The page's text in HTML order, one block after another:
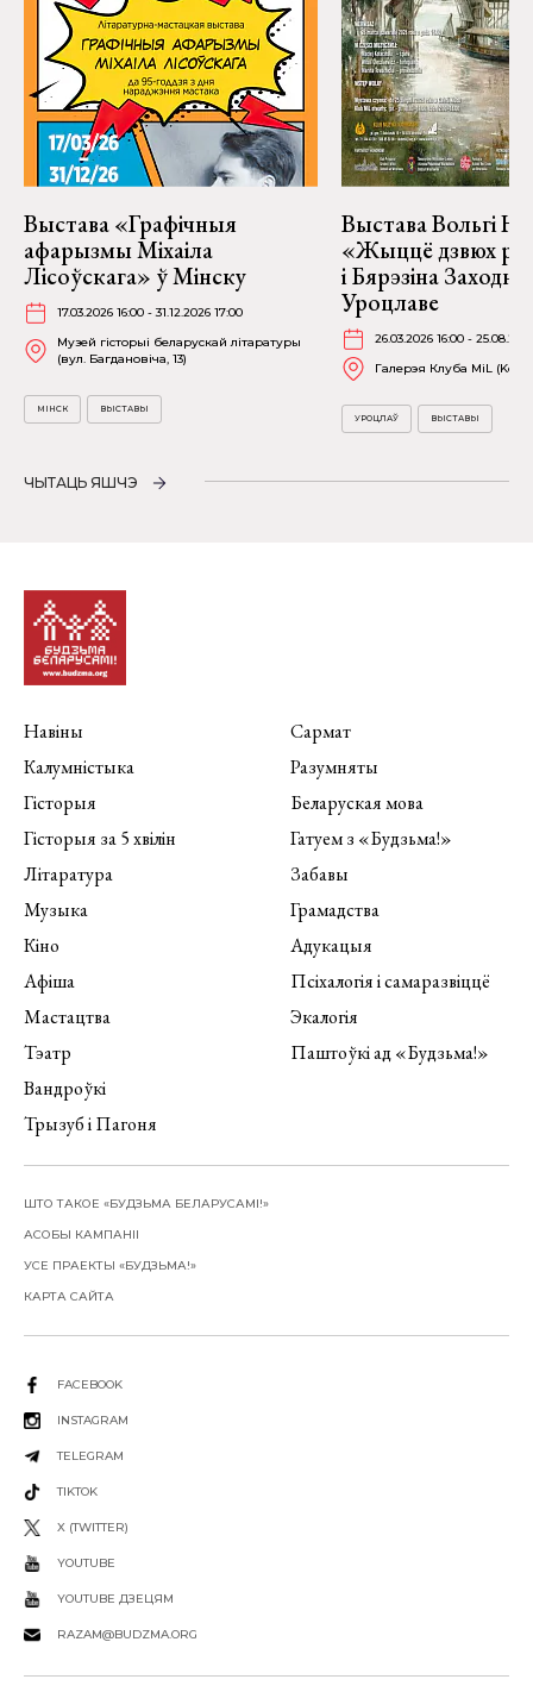
Выстава «Графічныя
афарызмы Міхаіла
Лісоўскага» ў Мінску
17.03.2026 16:00 - 31.12.2026 17:00
Музей гісторыі беларускай літаратуры
(вул. Багдановіча, 13)
МІНСК ВЫСТАВЫ
Выстава Вольгі
«Жыццё дзвюх
і Бярэзіна
Уроцлаве
26.03.2026 16:00 -
Галерэя Клуба MiL
УРОЦЛАЎ ВЫСТАВЫ
ЧЫТАЦЬ ЯШЧЭ
Навіны
Калумністыка
Гісторыя
Гісторыя за 5 хвілін
Літаратура
Музыка
Кіно
Афіша
Мастацтва
Тэатр
Вандроўкі
Трызуб і Пагоня
Сармат
Разумняты
Беларуская мова
Гатуем з «Будзьма!»
Забавы
Грамадства
Адукацыя
Псіхалогія і самаразвіццё
Экалогія
Паштоўкі ад «Будзьма!»
ШТО ТАКОЕ «БУДЗЬМА БЕЛАРУСАМІ!»
АСОБЫ КАМПАНІІ
УСЕ ПРАЕКТЫ «БУДЗЬМА!»
КАРТА САЙТА
FACEBOOK
INSTAGRAM
TELEGRAM
TIKTOK
X (TWITTER)
YOUTUBE
YOUTUBE ДЗЕЦЯМ
RAZAM@BUDZMA.ORG